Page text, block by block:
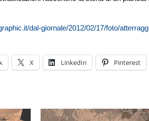
dal-giornale/2012/02/17/foto/
X LinkedIn Pinterest